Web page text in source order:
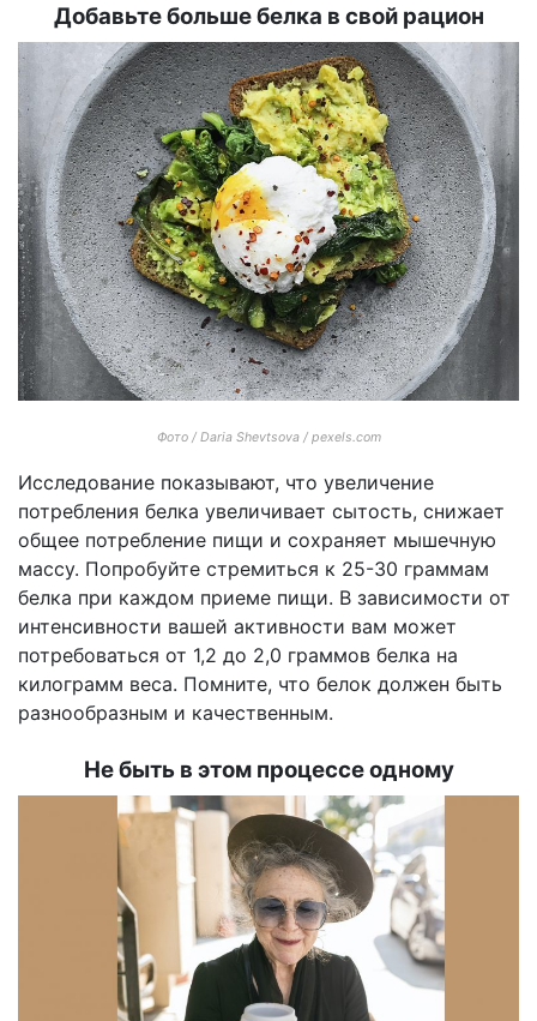
Добавьте больше белка в свой рацион
Фото / Daria Shevtsova / pexels.com
Исследование показывают, что увеличение
потребления белка увеличивает сытость, снижает
общее потребление пищи и сохраняет мышечную
массу. Попробуйте стремиться к 25-30 граммам
белка при каждом приеме пищи. В зависимости от
интенсивности вашей активности вам может
потребоваться от 1,2 до 2,0 граммов белка на
килограмм веса. Помните, что белок должен быть
разнообразным и качественным.
Не быть в этом процессе одному